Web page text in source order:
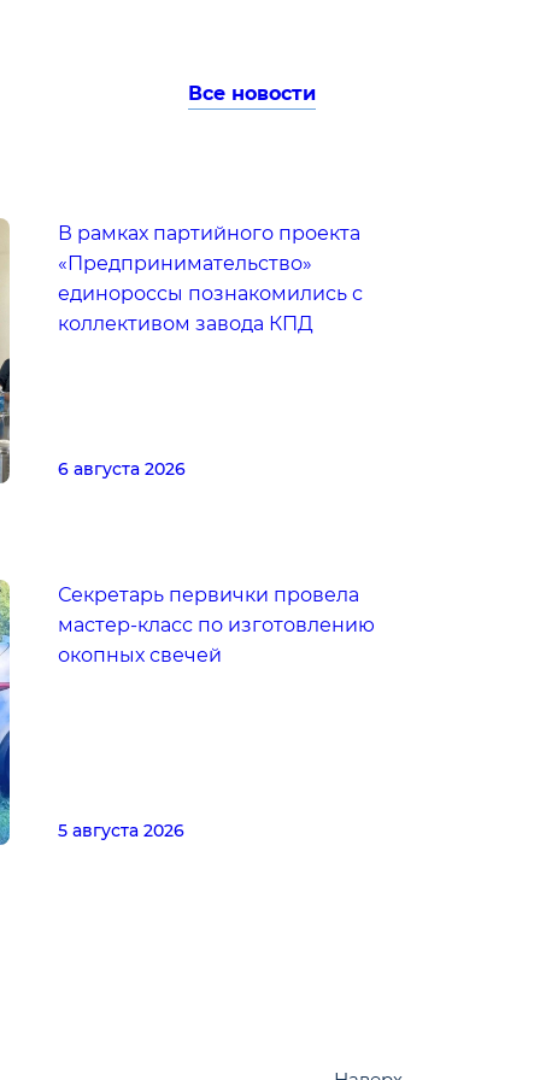
Все новости
В рамках партийного проекта
«Предпринимательство»
единороссы познакомились с
коллективом завода КПД
6 августа 2026
Секретарь первички провела
мастер-класс по изготовлению
окопных свечей
5 августа 2026